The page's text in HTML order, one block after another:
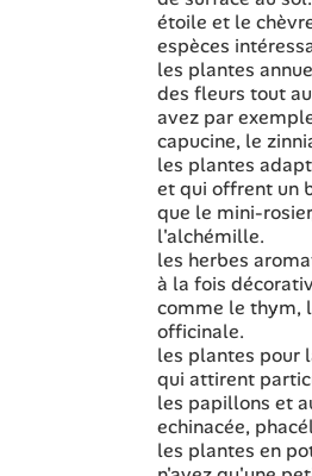
étoile et le
espèces
les plantes
des fleurs tout
avez par
capucine, le
les plantes
et qui offrent un
que le mini-
l'alchémille.
les herbes
à la fois
comme le thym,
officinale.
les plantes pour
qui attirent
les papillons et
echinacée,
les plantes en